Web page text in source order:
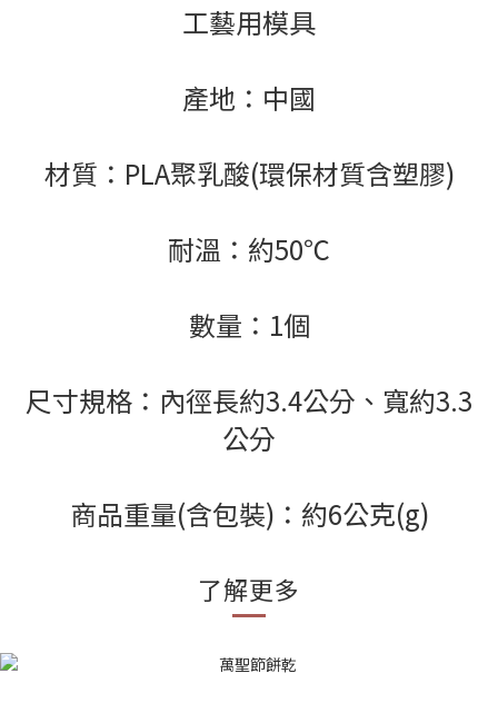
工藝用模具
產地：中國
材質：PLA聚乳酸(環保材質含塑膠)
耐溫：約50℃
數量：1個
尺寸規格：內徑長約3.4公分、寬約3.3
公分
商品重量(含包裝)：約6公克(g)
了解更多